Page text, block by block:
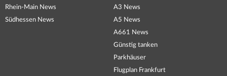
Rhein-Main News
Südhessen News
A3 News
A5 News
A661 News
Günstig tanken
Parkhäuser
Flugplan Frankfurt